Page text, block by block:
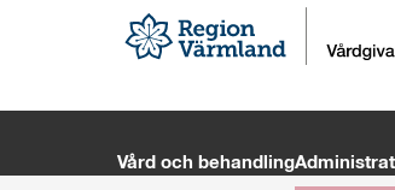
Vård och behandling